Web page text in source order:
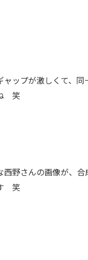
ャップが激しくて、同
笑
西野さんの画像が、合
笑